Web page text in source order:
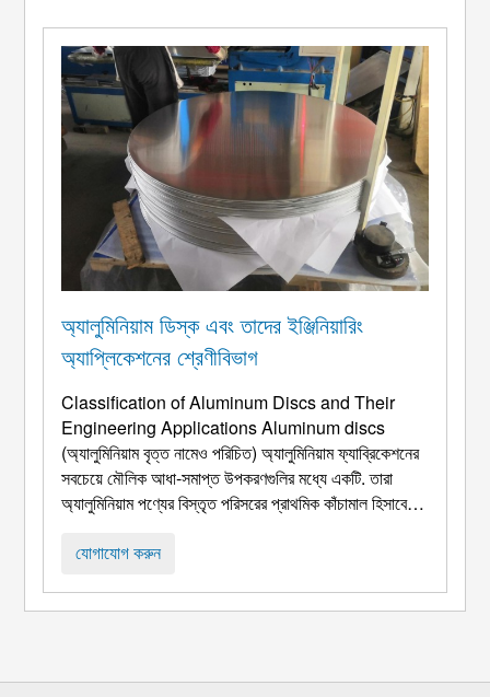
অ্যালুমিনিয়াম ডিস্ক এবং তাদের ইঞ্জিনিয়ারিং
অ্যাপ্লিকেশনের শ্রেণীবিভাগ
Classification of Aluminum Discs and Their
Engineering Applications Aluminum discs
(অ্যালুমিনিয়াম বৃত্ত নামেও পরিচিত) অ্যালুমিনিয়াম ফ্যাব্রিকেশনের
সবচেয়ে মৌলিক আধা-সমাপ্ত উপকরণগুলির মধ্যে একটি. তারা
অ্যালুমিনিয়াম পণ্যের বিস্তৃত পরিসরের প্রাথমিক কাঁচামাল হিসাবে
স্বয়ংচালিত অংশ, এবং মহাকাশ কাঠামো. ডাউয়ের বৈচিত্র্যের কারণে
যোগাযোগ করুন